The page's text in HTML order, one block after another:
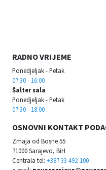
RADNO VRIJEME
Ponedjeljak - Petak
07:30 - 16:00
Šalter sala
Ponedjeljak - Petak
07:30 - 18:00
OSNOVNI KONTAKT
Zmaja od Bosne 55
71000 Sarajevo, BiH
Centrala tel: +387 33 492-100